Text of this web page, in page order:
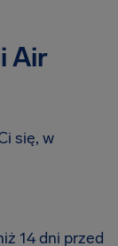
Air
się, w
14 dni przed